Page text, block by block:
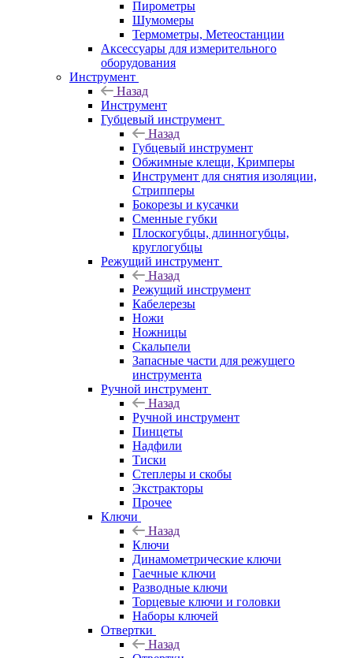
Пирометры
Шумомеры
Термометры, Метеостанции
Аксессуары для измерительного
оборудования
Инструмент
Назад
Инструмент
Губцевый инструмент
Назад
Губцевый инструмент
Обжимные клещи, Кримперы
Инструмент для снятия изоляции,
Стрипперы
Бокорезы и кусачки
Сменные губки
Плоскогубцы, длинногубцы,
круглогубцы
Режущий инструмент
Назад
Режущий инструмент
Кабелерезы
Ножи
Ножницы
Скальпели
Запасные части для режущего
инструмента
Ручной инструмент
Назад
Ручной инструмент
Пинцеты
Надфили
Тиски
Степлеры и скобы
Экстракторы
Прочее
Ключи
Назад
Ключи
Динамометрические ключи
Гаечные ключи
Разводные ключи
Торцевые ключи и головки
Наборы ключей
Отвертки
Назад